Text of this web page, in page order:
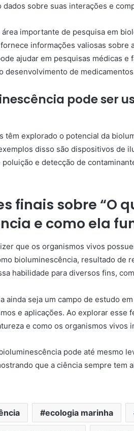
dados sobre suas interações e
importante de pesquisa em
informações valiosas sobre
ajudar em pesquisas médicas e
desenvolvimento de
pode ser
têm explorado o potencial da
disso são dispositivos de
e detecção de
finais sobre “O
e como ela
que os organismos vivos
bioluminescência, resultado de
habilidade para diversos fins,
ainda seja um campo de estudo
e aplicações. Ao explorar esse
e como os organismos vivos
pode até mesmo
que a ciência sempre tem
ecologia marinha